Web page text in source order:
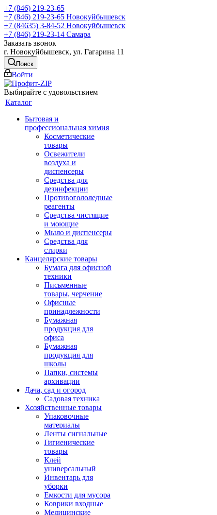
+7 (846) 219-23-65
+7 (846) 219-23-65 Новокуйбышевск
+7 (84635) 3-84-52 Новокуйбышевск
+7 (846) 219-23-14 Самара
Заказать звонок
г. Новокуйбышевск, ул. Гагарина 11
Поиск
Войти
Выбирайте с удовольствием
Каталог
Бытовая и
профессиональная химия
Косметические
товары
Освежители
воздуха и
диспенсеры
Средства для
дезинфекции
Противогололедные
реагенты
Средства чистящие
и моющие
Мыло и диспенсеры
Средства для
стирки
Канцелярские товары
Бумага для офисной
техники
Письменные
товары, черчение
Офисные
принадлежности
Бумажная
продукция для
офиса
Бумажная
продукция для
школы
Папки, системы
архивации
Дача, сад и огород
Садовая техника
Хозяйственные товары
Упаковочные
материалы
Ленты сигнальные
Гигиенические
товары
Клей
универсальный
Инвентарь для
уборки
Емкости для мусора
Коврики входные
Медицинские